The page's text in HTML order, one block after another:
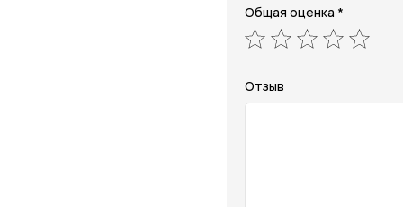
Общая оценка *
Отзыв